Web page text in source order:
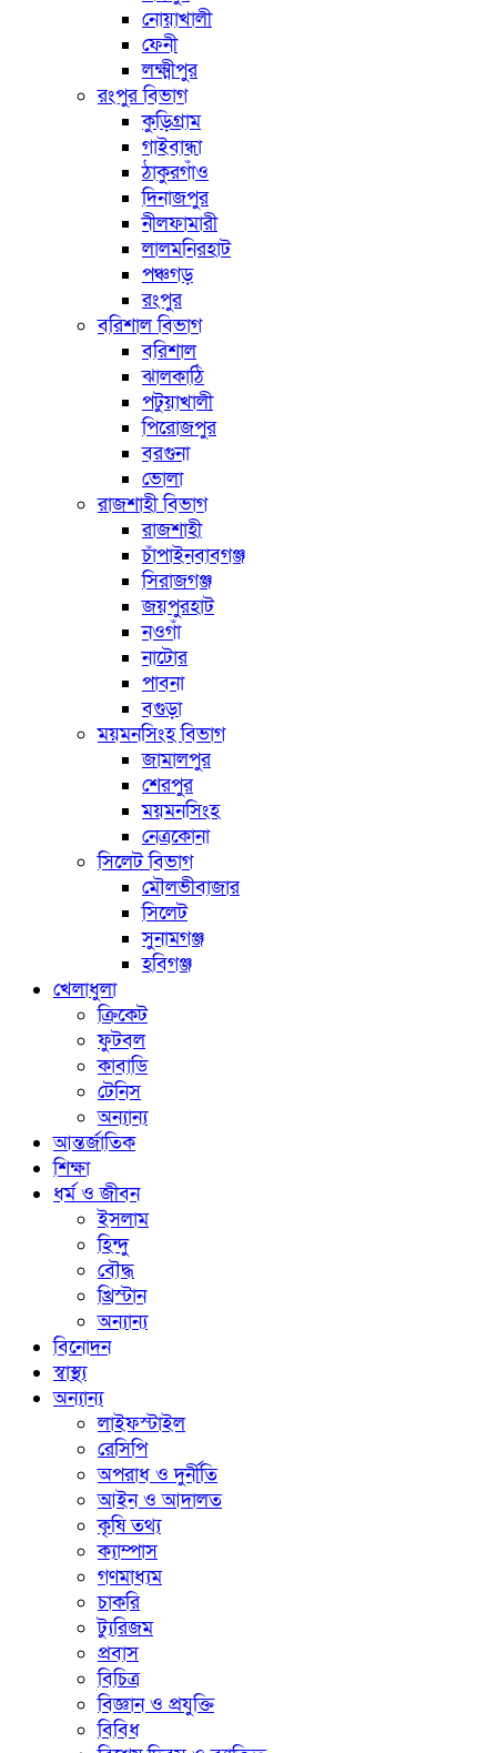
নোয়াখালী
ফেনী
লক্ষ্মীপুর
রংপুর বিভাগ
কুড়িগ্রাম
গাইবান্ধা
ঠাকুরগাঁও
দিনাজপুর
নীলফামারী
লালমনিরহাট
পঞ্চগড়
রংপুর
বরিশাল বিভাগ
বরিশাল
ঝালকাঠি
পটুয়াখালী
পিরোজপুর
বরগুনা
ভোলা
রাজশাহী বিভাগ
রাজশাহী
চাঁপাইনবাবগঞ্জ
সিরাজগঞ্জ
জয়পুরহাট
নওগাঁ
নাটোর
পাবনা
বগুড়া
ময়মনসিংহ বিভাগ
জামালপুর
শেরপুর
ময়মনসিংহ
নেত্রকোনা
সিলেট বিভাগ
মৌলভীবাজার
সিলেট
সুনামগঞ্জ
হবিগঞ্জ
খেলাধুলা
ক্রিকেট
ফুটবল
কাবাডি
টেনিস
অন্যান্য
আন্তর্জাতিক
শিক্ষা
ধর্ম ও জীবন
ইসলাম
হিন্দু
বৌদ্ধ
খ্রিস্টান
অন্যান্য
বিনোদন
স্বাস্থ্য
অন্যান্য
লাইফস্টাইল
রেসিপি
অপরাধ ও দুর্নীতি
আইন ও আদালত
কৃষি তথ্য
ক্যাম্পাস
গণমাধ্যম
চাকরি
ট্যুরিজম
প্রবাস
বিচিত্র
বিজ্ঞান ও প্রযুক্তি
বিবিধ